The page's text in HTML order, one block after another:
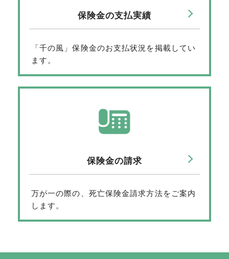
保険金の支払実績
「千の風」保険金のお支払状況を掲載してい
ます。
保険金の請求
万が一の際の、死亡保険金請求方法をご案内
します。